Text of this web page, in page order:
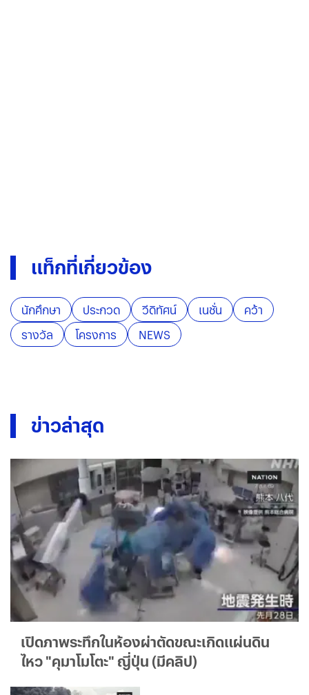
แท็กที่เกี่ยวข้อง
นักศึกษา ประกวด วีดิทัศน์ เนชั่น
คว้า
รางวัล
โครงการ NEWS
ข่าวล่าสุด
เปิดภาพระทึกในห้องผ่าตัดขณะเกิดแผ่นดิน
ไหว "คุมาโมโตะ" ญี่ปุ่น (มีคลิป)